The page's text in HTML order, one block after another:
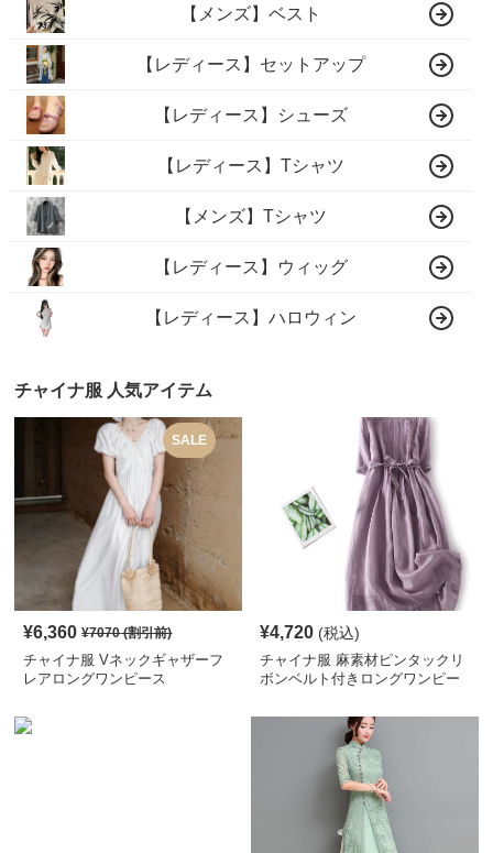
【メンズ】ベスト
【レディース】セットアップ
【レディース】シューズ
【レディース】Tシャツ
【メンズ】Tシャツ
【レディース】ウィッグ
【レディース】ハロウィン
チャイナ服 人気アイテム
SALE
¥6,360 ¥7070(割引前)
チャイナ服 Vネックギャザーフ
レアロングワンピース
¥4,720 (税込)
チャイナ服 麻素材ピンタックリ
ボンベルト付きロングワンピー